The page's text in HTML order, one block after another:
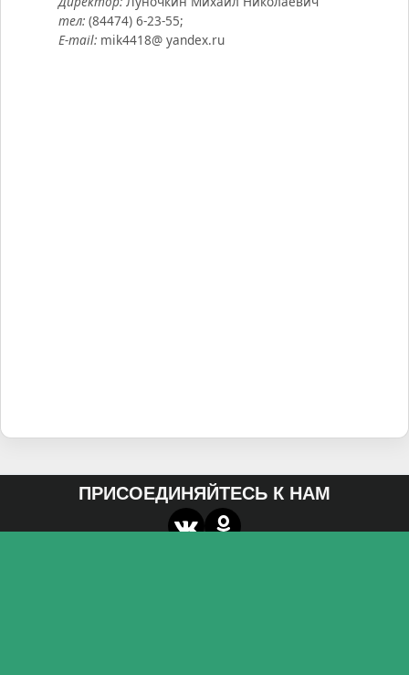
тел: (84474) 6-23-55;
E-mail: mik4418@ yandex.ru
ПРИСОЕДИНЯЙТЕСЬ К НАМ